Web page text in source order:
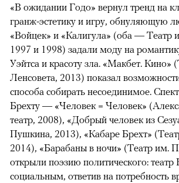
«В ожидании Годо» вернул тренд на
гранж-эстетику и игру, обнуляющую
«Войцек» и «Калигула» (оба — Театр
1997 и 1998) задали моду на
Уэйтса и красоту зла. «Макбет. Кино»
Ленсовета, 2013) показал
способа собирать несоединимое.
Брехту — «Человек = Человек»
театр, 2008), «Добрый человек из
Пушкина, 2013), «Кабаре Брехт»
2014), «Барабаны в ночи» (Театр им.
открыли поэзию политического: театр
социальным, ответив на потребность